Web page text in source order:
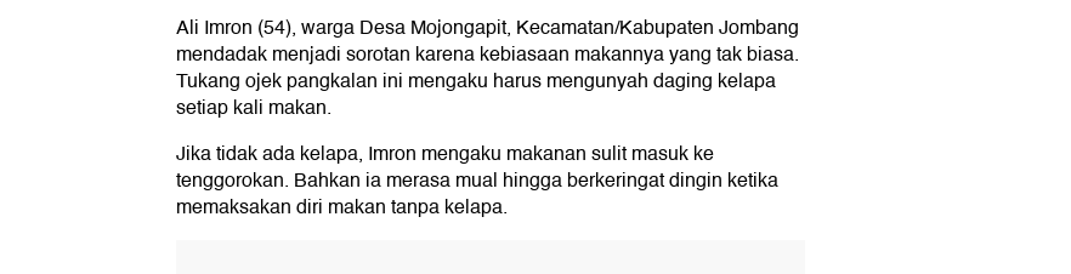
Ali Imron (54), warga Desa Mojongapit, Kecamatan/Kabupaten Jombang
mendadak menjadi sorotan karena kebiasaan makannya yang tak biasa.
Tukang ojek pangkalan ini mengaku harus mengunyah daging kelapa
setiap kali makan.
Jika tidak ada kelapa, Imron mengaku makanan sulit masuk ke
tenggorokan. Bahkan ia merasa mual hingga berkeringat dingin ketika
memaksakan diri makan tanpa kelapa.